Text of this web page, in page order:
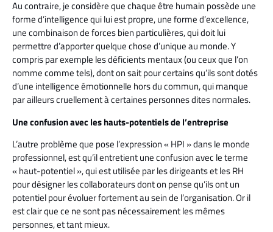
Au contraire, je considère que chaque être humain possède une
forme d’intelligence qui lui est propre, une forme d’excellence,
une combinaison de forces bien particulières, qui doit lui
permettre d’apporter quelque chose d’unique au monde. Y
compris par exemple les déficients mentaux (ou ceux que l’on
nomme comme tels), dont on sait pour certains qu’ils sont dotés
d’une intelligence émotionnelle hors du commun, qui manque
par ailleurs cruellement à certaines personnes dites normales.
Une confusion avec les hauts-potentiels de l’entreprise
L’autre problème que pose l’expression « HPI » dans le monde
professionnel, est qu’il entretient une confusion avec le terme
« haut-potentiel », qui est utilisée par les dirigeants et les RH
pour désigner les collaborateurs dont on pense qu’ils ont un
potentiel pour évoluer fortement au sein de l’organisation. Or il
est clair que ce ne sont pas nécessairement les mêmes
personnes, et tant mieux.